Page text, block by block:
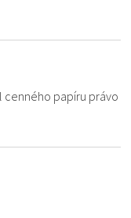
cenného papíru právo